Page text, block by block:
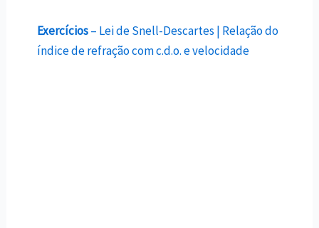
Exercícios– Lei de Snell-Descartes | Relação do
índice de refração com c.d.o. e velocidade